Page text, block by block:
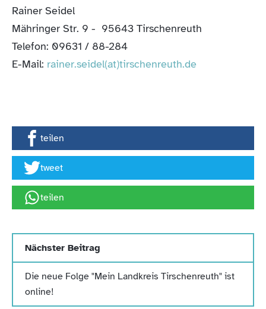
Rainer Seidel
Mähringer Str. 9 - 95643 Tirschenreuth
Telefon: 09631 / 88-284
E-Mail: rainer.seidel(at)tirschenreuth.de
teilen
tweet
teilen
Nächster Beitrag
Die neue Folge "Mein Landkreis Tirschenreuth" ist
online!